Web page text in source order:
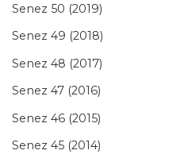
Senez 50 (2019)
Senez 49 (2018)
Senez 48 (2017)
Senez 47 (2016)
Senez 46 (2015)
Senez 45 (2014)